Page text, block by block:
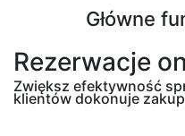
Główne
Rezerwacje
Zwiększ efektywność
klientów dokonuje